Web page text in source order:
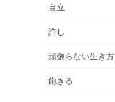
自立
許し
頑張らない生き方
飽きる